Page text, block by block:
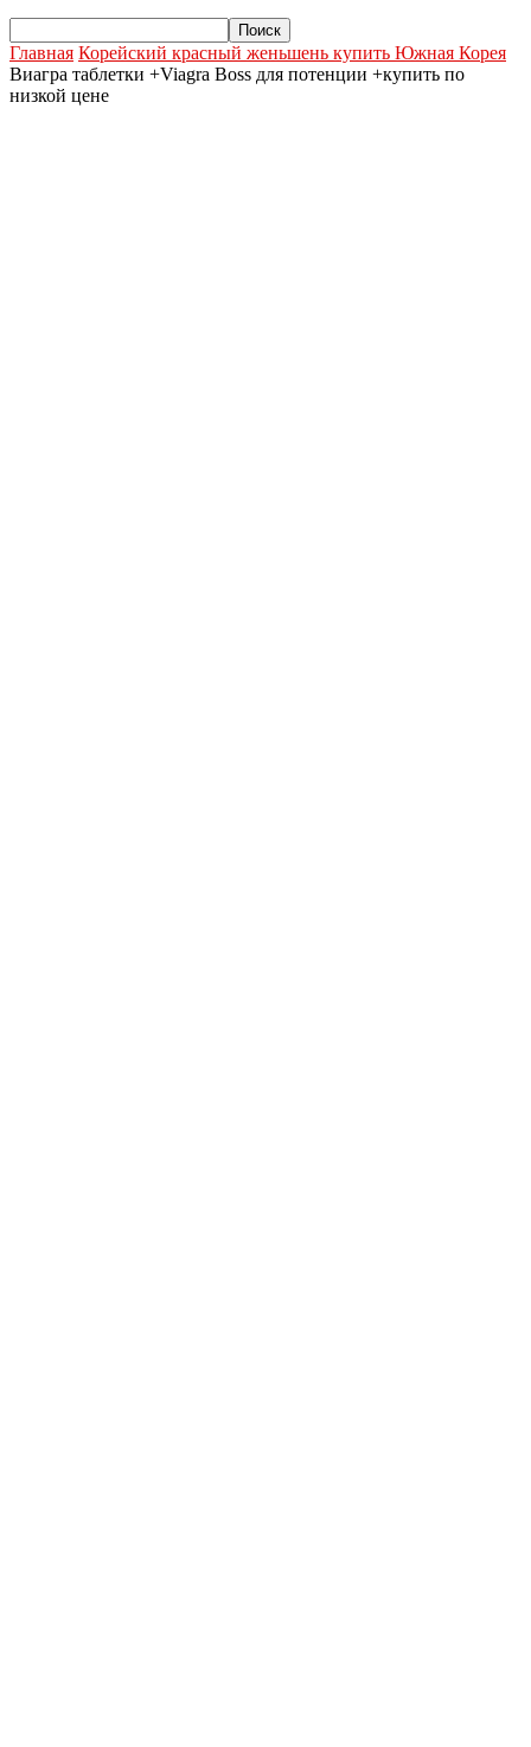
Главная Корейский красный женьшень купить Южная Корея
Виагра таблетки +Viagra Boss для потенции +купить по
низкой цене